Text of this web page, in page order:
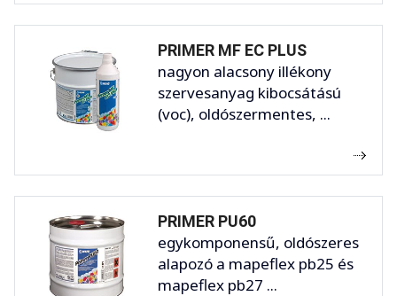
PRIMER MF EC PLUS
nagyon alacsony illékony
szervesanyag kibocsátású
(voc), oldószermentes, ...
PRIMER PU60
egykomponensű, oldószeres
alapozó a mapeflex pb25 és
mapeflex pb27 ...